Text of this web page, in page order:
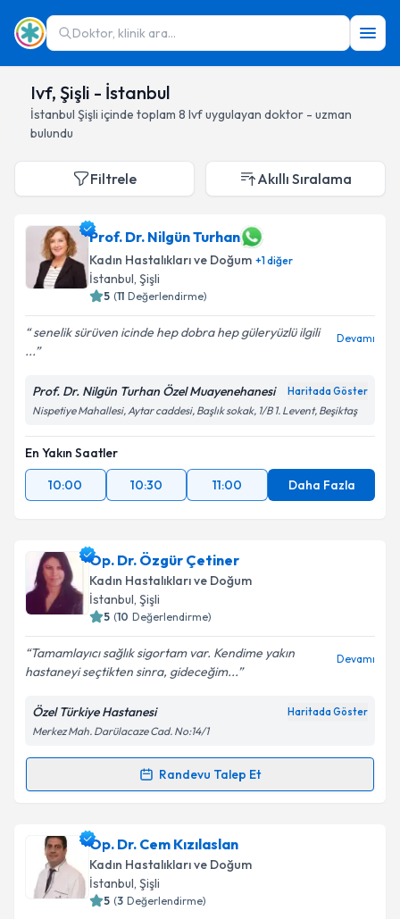
Doktor, klinik ara...
Ivf, Şişli - İstanbul
İstanbul Şişli içinde toplam 8 Ivfuygulayan doktor - uzman
bulundu
Filtrele Akıllı Sıralama
Prof. Dr. Nilgün Turhan
Kadın Hastalıkları ve Doğum +1diğer
İstanbul, Şişli
5 (11 Değerlendirme)
senelik sürüven icinde hep dobra hep güleryüzlü ilgili
...
Devamı
Prof. Dr. Nilgün Turhan Özel Muayenehanesi Haritada Göster
Nispetiye Mahallesi, Aytar caddesi, Başlık sokak, 1/B 1. Levent, Beşiktaş
En Yakın Saatler
10:00
10:30 11:00 Daha Fazla
Op. Dr. Özgür Çetiner
Kadın Hastalıkları ve Doğum
İstanbul, Şişli
5 (10 Değerlendirme)
Tamamlayıcı sağlık sigortam var. Kendime yakın
hastaneyi seçtikten sinra, gideceğim...
Devamı
Özel Türkiye Hastanesi Haritada Göster
Merkez Mah. Darülacaze Cad. No:14/1
Randevu Talep Et
Randevu Takvimi Talebi
Op. Dr. Özgür Çetineriçin randevu takvimi talebi
oluşturun. Size bu uzmandan randevu almanız için bir
takvim hazırlandığında e-posta ile bilgilendireceğiz.
Op. Dr. Cem Kızılaslan
Kadın Hastalıkları ve Doğum
İstanbul, Şişli
5 (3 Değerlendirme)